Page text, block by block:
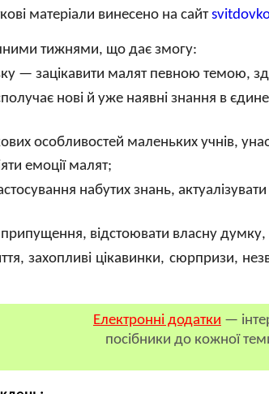
матеріали винесено на сайт
тижнями, що дає змогу:
— зацікавити малят певною темою,
нові й уже наявні знання в
особливостей маленьких учнів,
емоції малят;
набутих знань, актуалізувати
відстоювати власну думку,
захопливі цікавинки, сюрпризи,
Електронні додатки —
посібники до кожної